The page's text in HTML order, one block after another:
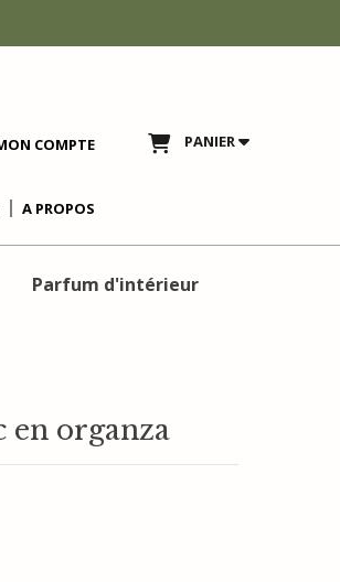
COMPTE
A PROPOS
PANIER
Parfum d'intérieur
en organza